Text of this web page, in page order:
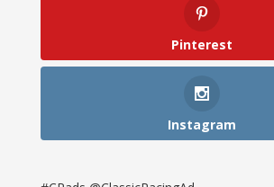
Pinterest
Instagram